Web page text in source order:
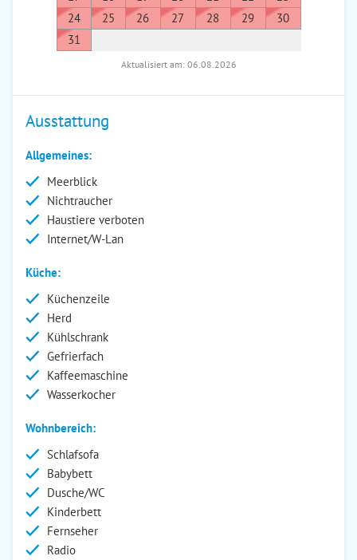
24
25 26 27 28 29
30
31
Aktualisiert am: 06.08.2026
Ausstattung
Allgemeines:
Meerblick
Nichtraucher
Haustiere verboten
Internet/W-Lan
Küche:
Küchenzeile
Herd
Kühlschrank
Gefrierfach
Kaffeemaschine
Wasserkocher
Wohnbereich:
Schlafsofa
Babybett
Dusche/WC
Kinderbett
Fernseher
Radio